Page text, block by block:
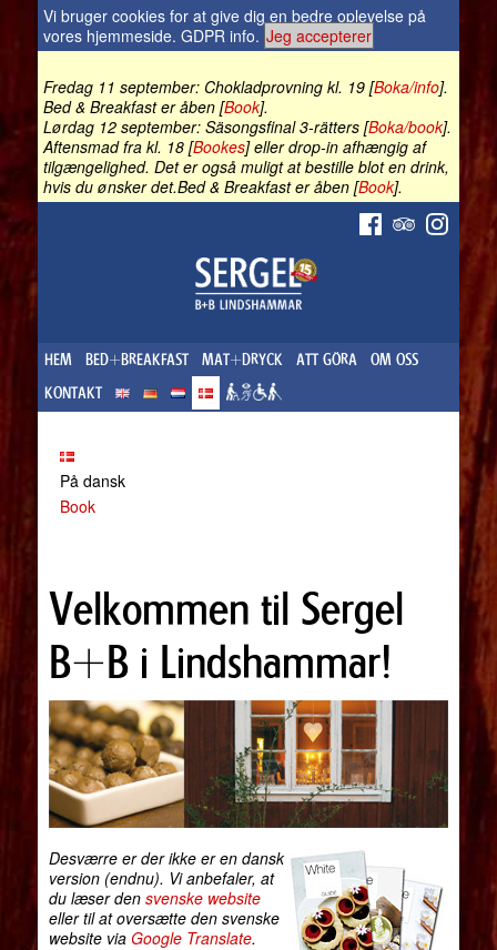
Vi bruger cookies for at give dig en bedre oplevelse på
vores hjemmeside. GDPR info. Jeg accepterer
Fredag 11 september: Chokladprovning kl. 19 [Boka/info].
Bed & Breakfast er åben [Book].
Lørdag 12 september: Säsongsfinal 3-rätters [Boka/book].
Aftensmad fra kl. 18 [Bookes] eller drop-in afhængig af
tilgængelighed. Det er også muligt at bestille blot en drink,
hvis du ønsker det.Bed & Breakfast er åben [Book].
HEM BED+BREAKFAST MAT+DRYCK ATT GÖRA
OM OSS
KONTAKT
På dansk
Book
Velkommen til Sergel
B+B i Lindshammar!
Desværre er der ikke er en dansk
version (endnu). Vi anbefaler, at
du læser den svenske website
eller til at oversætte den svenske
website via Google Translate.